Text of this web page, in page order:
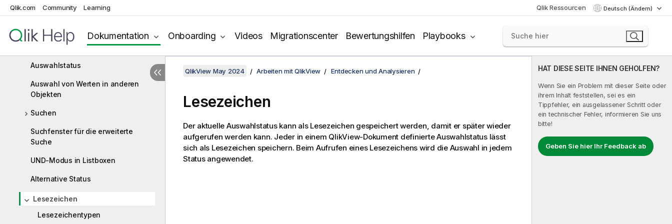
Qlik.com Community Learning Qlik Ressourcen Deutsch (Ändern)
Dokumentation Onboarding Videos Migrationscenter Bewertungshilfen Playbooks
Feld
Auswahl verschieben
Ausgewählte Werte sperren
Auswahlstatus
Auswahl von Werten in anderen
Objekten
Suchen
Suchfenster für die erweiterte
Suche
UND-Modus in Listboxen
Alternative Status
Lesezeichen
Lesezeichentypen
HAT DIESE SEITE IHNEN GEHOLFEN?
Wenn Sie ein Problem mit dieser Seite oder
ihrem Inhalt feststellen, sei es ein
Tippfehler, ein ausgelassener Schritt oder
ein technischer Fehler, informieren Sie uns
bitte!
Geben Sie hier Ihr Feedback ab
QlikView May 2024 Arbeiten mit QlikView Entdecken und Analysieren
Lesezeichen
Der aktuelle Auswahlstatus kann als Lesezeichen gespeichert werden, damit er später wieder
aufgerufen werden kann. Jeder in einem QlikView-Dokument definierte Auswahlstatus lässt
sich als Lesezeichen speichern. Beim Aufrufen eines Lesezeichens wird die Auswahl in jedem
Status angewendet.